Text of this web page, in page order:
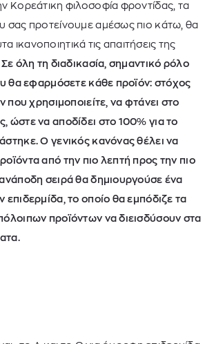
Κορεάτικη φιλοσοφία φροντίδας, τα
σας προτείνουμε αμέσως πιο κάτω, θα
ικανοποιητικά τις απαιτήσεις της
Σε όλη τη διαδικασία, σημαντικό ρόλο
θα εφαρμόσετε κάθε προϊόν: στόχος
που χρησιμοποιείτε, να φτάνει στο
ώστε να αποδίδει στο 100% για το
Ο γενικός κανόνας θέλει να
από την πιο λεπτή προς την πιο
σειρά θα δημιουργούσε ένα
επιδερμίδα, το οποίο θα εμπόδιζε τα
προϊόντων να διεισδύσουν στα